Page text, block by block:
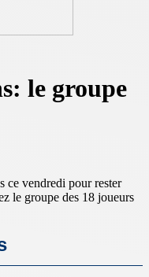
le groupe
ce vendredi pour rester
le groupe des 18 joueurs